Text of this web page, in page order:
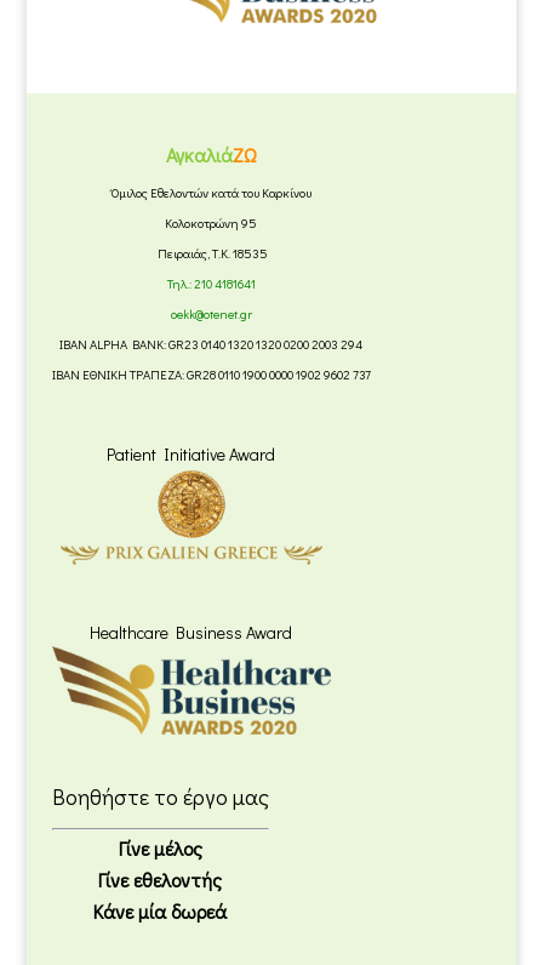
ΑγκαλιάΖΩ
Όμιλος Εθελοντών κατά του Καρκίνου
Κολοκοτρώνη 95
Πειραιάς, Τ.Κ. 18535
Τηλ.:210 4181641
oekk@otenet.gr
IBAN ALPHA BANK: GR23 0140 1320 1320 0200 2003 294
IBAN ΕΘΝΙΚΗ ΤΡΑΠΕΖΑ: GR28 0110 1900 0000 1902 9602 737
Patient Initiative Award
Healthcare Business Award
Βοηθήστε το έργο μας
Γίνε μέλος
Γίνε εθελοντής
Κάνε μία δωρεά